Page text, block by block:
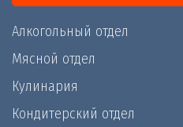
Алкогольный отдел
Мясной отдел
Кулинария
Кондитерский отдел